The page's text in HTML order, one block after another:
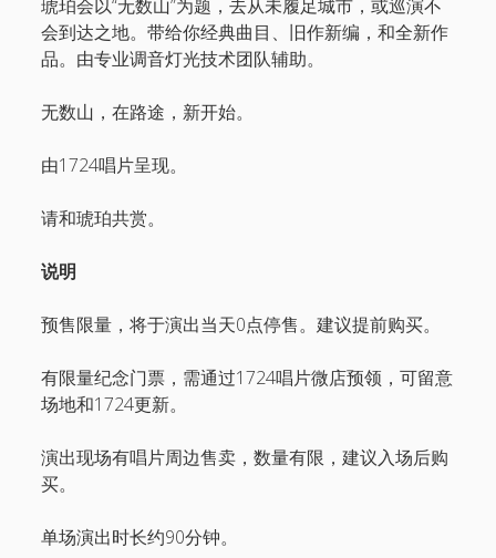
琥珀会以“无数山”为题，去从未履足城市，或巡演不
会到达之地。带给你经典曲目、旧作新编，和全新作
品。由专业调音灯光技术团队辅助。
无数山，在路途，新开始。
由1724唱片呈现。
请和琥珀共赏。
说明
预售限量，将于演出当天0点停售。建议提前购买。
有限量纪念门票，需通过1724唱片微店预领，可留意
场地和1724更新。
演出现场有唱片周边售卖，数量有限，建议入场后购
买。
单场演出时长约90分钟。